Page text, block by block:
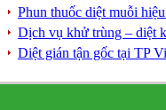
Phun thuốc diệt muỗi
Dịch vụ khử trùng – diệt
Diệt gián tận gốc tại TP